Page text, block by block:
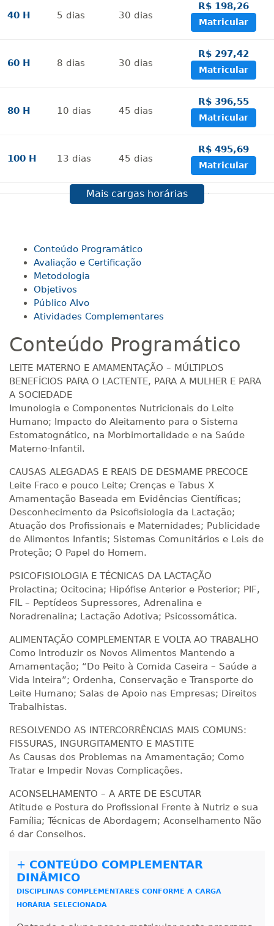
40 H 5 dias 30 dias
R$ 198,26
Matricular
60 H 8 dias 30 dias
R$ 297,42
Matricular
80 H 10 dias 45 dias
R$ 396,55
Matricular
100 H 13 dias 45 dias
R$ 495,69
Matricular
dias 60dias
R$ 594,81
140 H 18dias 60dias
160 H 20 dias
180 H 23dias 90dias
R$ 892,23
200 H 25dias
R$ 991,36
Matricular
220 H 28dias
R$ 1.090,51
240 H 30dias 90 dias
R$ 1.189,66
Matricular
260 H 33 dias 90dias
R$ 1.288,78
280 H 35dias 120dias
R$ 1.387,93
Matricular
300 H 38dias 120dias
Matricular
320 H 40 dias 120dias
R$ 1.586,20
Matricular
340 H 43dias 120dias
45 dias
380 H 48dias 150dias
R$ 1.883,61
400 H 50dias
R$ 1.982,74
420 H dias dias
Mais cargas horárias
Conteúdo Programático
Avaliação e Certificação
Metodologia
Objetivos
Público Alvo
Atividades Complementares
Conteúdo Programático
LEITE MATERNO E AMAMENTAÇÃO – MÚLTIPLOS
BENEFÍCIOS PARA O LACTENTE, PARA A MULHER E PARA
A SOCIEDADE
Imunologia e Componentes Nutricionais do Leite
Humano; Impacto do Aleitamento para o Sistema
Estomatognático, na Morbimortalidade e na Saúde
Materno-Infantil.
CAUSAS ALEGADAS E REAIS DE DESMAME PRECOCE
Leite Fraco e pouco Leite; Crenças e Tabus X
Amamentação Baseada em Evidências Científicas;
Desconhecimento da Psicofisiologia da Lactação;
Atuação dos Profissionais e Maternidades; Publicidade
de Alimentos Infantis; Sistemas Comunitários e Leis de
Proteção; O Papel do Homem.
PSICOFISIOLOGIA E TÉCNICAS DA LACTAÇÃO
Prolactina; Ocitocina; Hipófise Anterior e Posterior; PIF,
FIL – Peptídeos Supressores, Adrenalina e
Noradrenalina; Lactação Adotiva; Psicossomática.
ALIMENTAÇÃO COMPLEMENTAR E VOLTA AO TRABALHO
Como Introduzir os Novos Alimentos Mantendo a
Amamentação; “Do Peito à Comida Caseira – Saúde a
Vida Inteira”; Ordenha, Conservação e Transporte do
Leite Humano; Salas de Apoio nas Empresas; Direitos
Trabalhistas.
RESOLVENDO AS INTERCORRÊNCIAS MAIS COMUNS:
FISSURAS, INGURGITAMENTO E MASTITE
As Causas dos Problemas na Amamentação; Como
Tratar e Impedir Novas Complicações.
ACONSELHAMENTO – A ARTE DE ESCUTAR
Atitude e Postura do Profissional Frente à Nutriz e sua
Família; Técnicas de Abordagem; Aconselhamento Não
é dar Conselhos.
+ CONTEÚDO COMPLEMENTAR
DINÂMICO
DISCIPLINAS COMPLEMENTARES CONFORME A CARGA
HORÁRIA SELECIONADA